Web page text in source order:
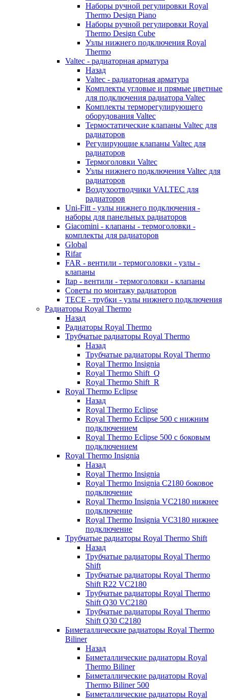
Наборы ручной регулировки Royal
Thermo Design Piano
Наборы ручной регулировки Royal
Thermo Design Cube
Узлы нижнего подключения Royal
Thermo
Valtec - радиаторная арматура
Назад
Valtec - радиаторная арматура
Комплекты угловые и прямые цветные
для подключения радиатора Valtec
Комплекты терморегулирующего
оборудования Valtec
Термостатические клапаны Valtec для
радиаторов
Регулирующие клапаны Valtec для
радиаторов
Термоголовки Valtec
Узлы нижнего подключения Valtec для
радиаторов
Воздухоотводчики VALTEC для
радиаторов
Uni-Fitt - узлы нижнего подключения -
наборы для панельных радиаторов
Giacomini - клапаны - термоголовки -
комплекты для радиаторов
Global
Rifar
FAR - вентили - термоголовки - узлы -
клапаны
Itap - вентили - термоголовки - клапаны
Советы по монтажу радиаторов
TECE - трубки - узлы нижнего подключения
Радиаторы Royal Thermo
Назад
Радиаторы Royal Thermo
Трубчатые радиаторы Royal Thermo
Назад
Трубчатые радиаторы Royal Thermo
Royal Thermo Insignia
Royal Thermo Shift_Q
Royal Thermo Shift_R
Royal Thermo Eclipse
Назад
Royal Thermo Eclipse
Royal Thermo Eclipse 500 с нижним
подключением
Royal Thermo Eclipse 500 с боковым
подключением
Royal Thermo Insignia
Назад
Royal Thermo Insignia
Royal Thermo Insignia C2180 боковое
подключение
Royal Thermo Insignia VC2180 нижнее
подключение
Royal Thermo Insignia VC3180 нижнее
подключение
Трубчатые радиаторы Royal Thermo Shift
Назад
Трубчатые радиаторы Royal Thermo
Shift
Трубчатые радиаторы Royal Thermo
Shift R22 VC2180
Трубчатые радиаторы Royal Thermo
Shift Q30 VC2180
Трубчатые радиаторы Royal Thermo
Shift Q30 C2180
Биметаллические радиаторы Royal Thermo
Biliner
Назад
Биметаллические радиаторы Royal
Thermo Biliner
Биметаллические радиаторы Royal
Thermo Biliner 500
Биметаллические радиаторы Royal